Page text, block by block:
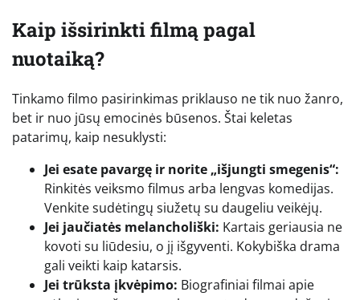
Kaip išsirinkti filmą pagal
nuotaiką?
Tinkamo filmo pasirinkimas priklauso ne tik nuo žanro,
bet ir nuo jūsų emocinės būsenos. Štai keletas
patarimų, kaip nesuklysti:
Jei esate pavargę ir norite „išjungti smegenis“:
Rinkitės veiksmo filmus arba lengvas komedijas.
Venkite sudėtingų siužetų su daugeliu veikėjų.
Jei jaučiatės melancholiški: Kartais geriausia ne
kovoti su liūdesiu, o jį išgyventi. Kokybiška drama
gali veikti kaip katarsis.
Jei trūksta įkvėpimo: Biografiniai filmai apie